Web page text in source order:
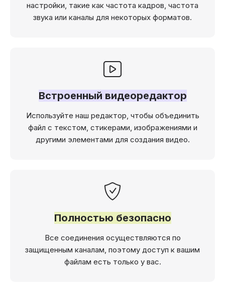
настройки, такие как частота кадров, частота
звука или каналы для некоторых форматов.
Встроенный видеоредактор
Используйте наш редактор, чтобы объединить
файл с текстом, стикерами, изображениями и
другими элементами для создания видео.
Полностью безопасно
Все соединения осуществляются по
защищенным каналам, поэтому доступ к вашим
файлам есть только у вас.